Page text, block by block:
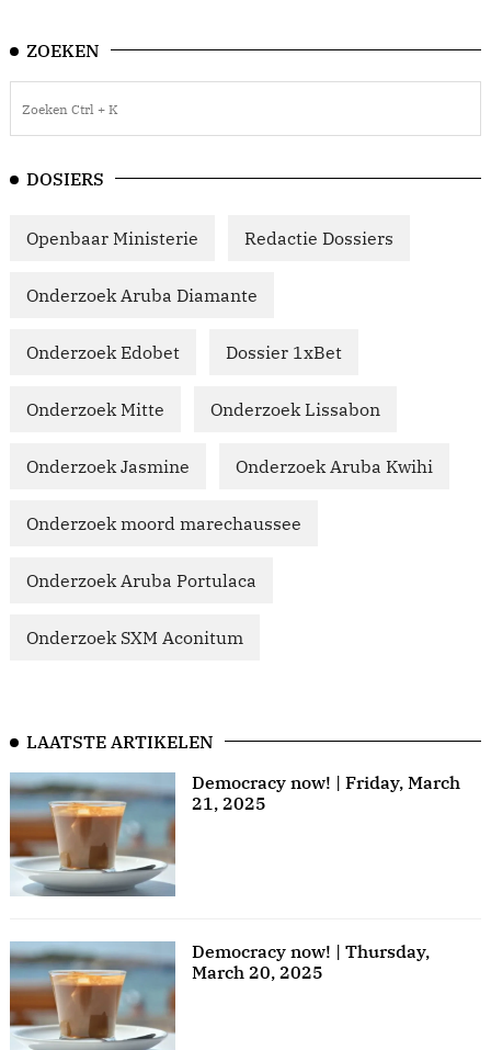
ZOEKEN
DOSIERS
Openbaar Ministerie Redactie Dossiers
Onderzoek Aruba Diamante
Onderzoek Edobet Dossier 1xBet
Onderzoek Mitte Onderzoek Lissabon
Onderzoek Jasmine Onderzoek Aruba Kwihi
Onderzoek moord marechaussee
Onderzoek Aruba Portulaca
Onderzoek SXM Aconitum
LAATSTE ARTIKELEN
Democracy now! | Friday, March
21, 2025
Democracy now! | Thursday,
March 20, 2025